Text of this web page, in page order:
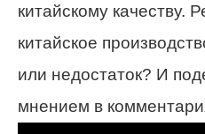
китайскому качеству.
китайское
или недостаток? И
мнением в